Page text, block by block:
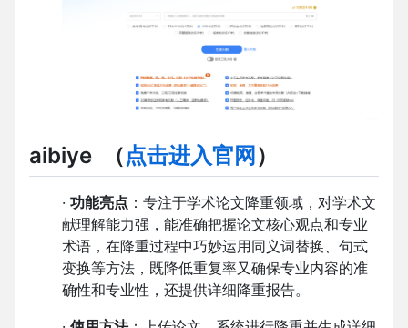
aibiye （点击进入官网 ）
· 功能亮点 ：专注于学术论文降重领域，对学术文
献理解能力强，能准确把握论文核心观点和专业
术语，在降重过程中巧妙运用同义词替换、句式
变换等方法，既降低重复率又确保专业内容的准
确性和专业性，还提供详细降重报告。